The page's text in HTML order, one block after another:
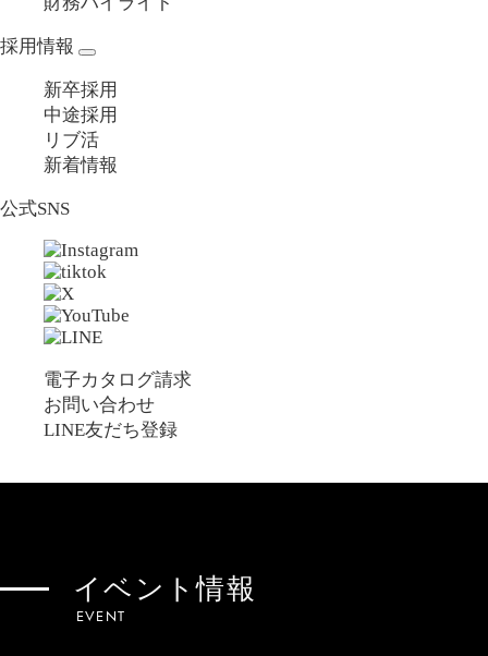
採用情報
新卒採用
中途採用
リブ活
新着情報
公式SNS
電子カタログ請求
お問い合わせ
LINE友だち登録
イベント情報
EVENT